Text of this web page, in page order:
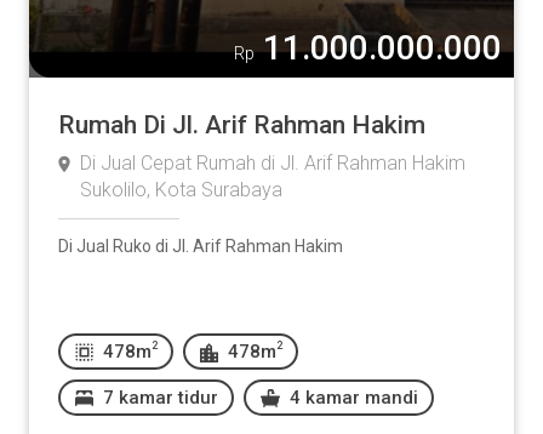
Rp 11.000.000.000
Rumah Di Jl. Arif Rahman Hakim
Di Jual Cepat Rumah di Jl. Arif Rahman Hakim
Sukolilo, Kota Surabaya
Di Jual Ruko di Jl. Arif Rahman Hakim
478m 2 478m 2
7 kamar tidur 4 kamar mandi